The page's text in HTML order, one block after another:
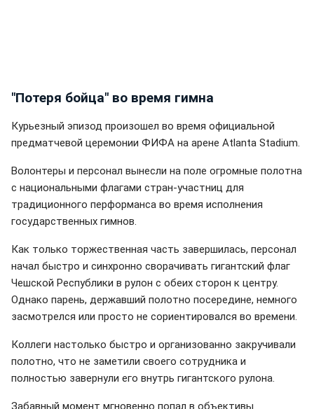
"Потеря бойца" во время гимна
Курьезный эпизод произошел во время официальной
предматчевой церемонии ФИФА на арене Atlanta Stadium.
Волонтеры и персонал вынесли на поле огромные полотна
с национальными флагами стран-участниц для
традиционного перформанса во время исполнения
государственных гимнов.
Как только торжественная часть завершилась, персонал
начал быстро и синхронно сворачивать гигантский флаг
Чешской Республики в рулон с обеих сторон к центру.
Однако парень, державший полотно посередине, немного
засмотрелся или просто не сориентировался во времени.
Коллеги настолько быстро и организованно закручивали
полотно, что не заметили своего сотрудника и
полностью завернули его внутрь гигантского рулона.
Забавный момент мгновенно попал в объективы